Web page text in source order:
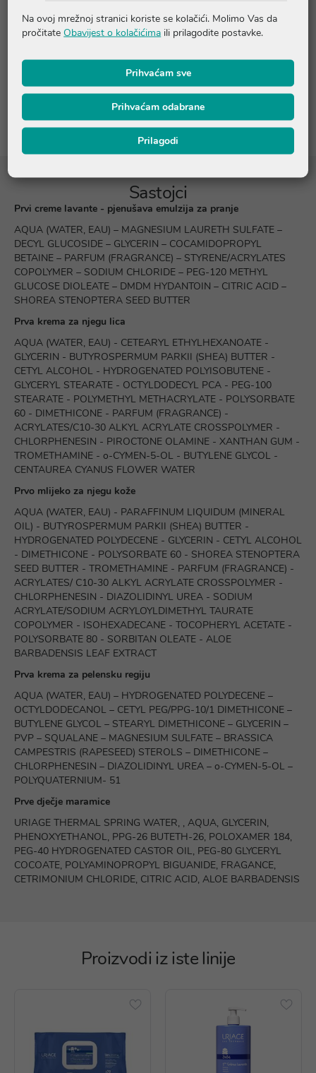
Upute o proizvodu
Pitanja i odgovori
Sastojci
Prvi creme lavante - pjenušava emulzija za pranje
AQUA (WATER, EAU) – MAGNESIUM LAURETH SULFATE –
DECYL GLUCOSIDE – GLYCERIN – COCAMIDOPROPYL
BETAINE – PARFUM (FRAGRANCE) – STYRENE/ACRYLATES
COPOLYMER – SODIUM CHLORIDE – PEG-120 METHYL
GLUCOSE DIOLEATE – DMDM HYDANTOIN – CITRIC ACID –
SHOREA STENOPTERA SEED BUTTER
Prva krema za njegu lica
AQUA (WATER, EAU) - CETEARYL ETHYLHEXANOATE -
GLYCERIN - BUTYROSPERMUM PARKII (SHEA) BUTTER -
CETYL ALCOHOL - HYDROGENATED POLYISOBUTENE -
GLYCERYL STEARATE - OCTYLDODECYL PCA - PEG-100
STEARATE - POLYMETHYL METHACRYLATE - POLYSORBATE
60 - DIMETHICONE - PARFUM (FRAGRANCE) -
ACRYLATES/C10-30 ALKYL ACRYLATE CROSSPOLYMER -
CHLORPHENESIN - PIROCTONE OLAMINE - XANTHAN GUM -
TROMETHAMINE - o-CYMEN-5-OL - BUTYLENE GLYCOL -
CENTAUREA CYANUS FLOWER WATER
Prvo mlijeko za njegu kože
AQUA (WATER, EAU) - PARAFFINUM LIQUIDUM (MINERAL
OIL) - BUTYROSPERMUM PARKII (SHEA) BUTTER -
HYDROGENATED POLYDECENE - GLYCERIN - CETYL ALCOHOL
- DIMETHICONE - POLYSORBATE 60 - SHOREA STENOPTERA
SEED BUTTER - TROMETHAMINE - PARFUM (FRAGRANCE) -
ACRYLATES/ C10-30 ALKYL ACRYLATE CROSSPOLYMER -
CHLORPHENESIN - DIAZOLIDINYL UREA - SODIUM
ACRYLATE/SODIUM ACRYLOYLDIMETHYL TAURATE
COPOLYMER - ISOHEXADECANE - TOCOPHERYL ACETATE -
POLYSORBATE 80 - SORBITAN OLEATE - ALOE
BARBADENSIS LEAF EXTRACT
Prva krema za pelensku regiju
AQUA (WATER, EAU) – HYDROGENATED POLYDECENE –
OCTYLDODECANOL – CETYL PEG/PPG-10/1 DIMETHICONE –
BUTYLENE GLYCOL – STEARYL DIMETHICONE – GLYCERIN –
PVP – SQUALANE – MAGNESIUM SULFATE – BRASSICA
CAMPESTRIS (RAPESEED) STEROLS – DIMETHICONE –
CHLORPHENESIN – DIAZOLIDINYL UREA – o-CYMEN-5-OL –
POLYQUATERNIUM- 51
Prve dječje maramice
URIAGE THERMAL SPRING WATER, , AQUA, GLYCERIN,
PHENOXYETHANOL, PPG-26 BUTETH-26, POLOXAMER 184,
PEG-40 HYDROGENATED CASTOR OIL, PEG-80 GLYCERYL
COCOATE, POLYAMINOPROPYL BIGUANIDE, FRAGANCE,
CETRIMONIUM CHLORIDE, CITRIC ACID, ALOE BARBADENSIS
Proizvodi iz iste linije
Na ovoj mrežnoj stranici koriste se kolačići. Molimo Vas da
pročitate Obavijest o kolačićima ili prilagodite postavke.
Prihvaćam sve
Prihvaćam odabrane
Prilagodi